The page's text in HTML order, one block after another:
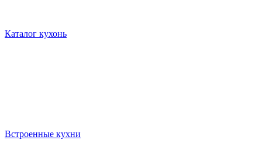
Каталог кухонь
Встроенные кухни